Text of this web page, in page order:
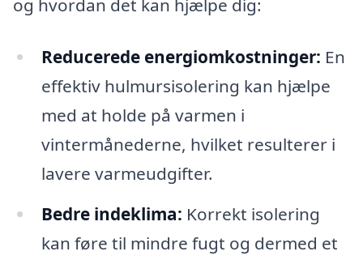
og hvordan det kan hjælpe dig:
Reducerede energiomkostninger: En
effektiv hulmursisolering kan hjælpe
med at holde på varmen i
vintermånederne, hvilket resulterer i
lavere varmeudgifter.
Bedre indeklima: Korrekt isolering
kan føre til mindre fugt og dermed et